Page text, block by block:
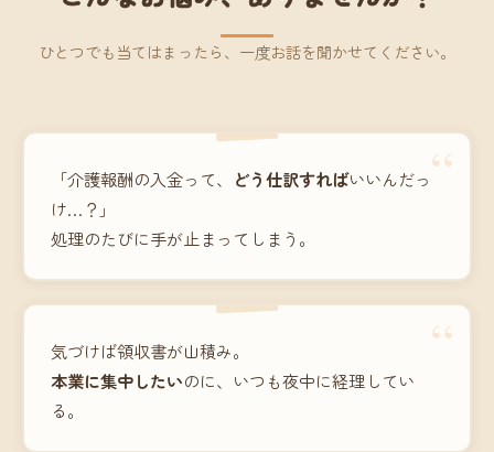
ひとつでも当てはまったら、一度お話を聞かせてください。
“
「介護報酬の入金って、 どう仕訳すればいいんだっ
け…？」
処理のたびに手が止まってしまう。
“
気づけば領収書が山積み。
本業に集中したいのに、いつも夜中に経理してい
る。